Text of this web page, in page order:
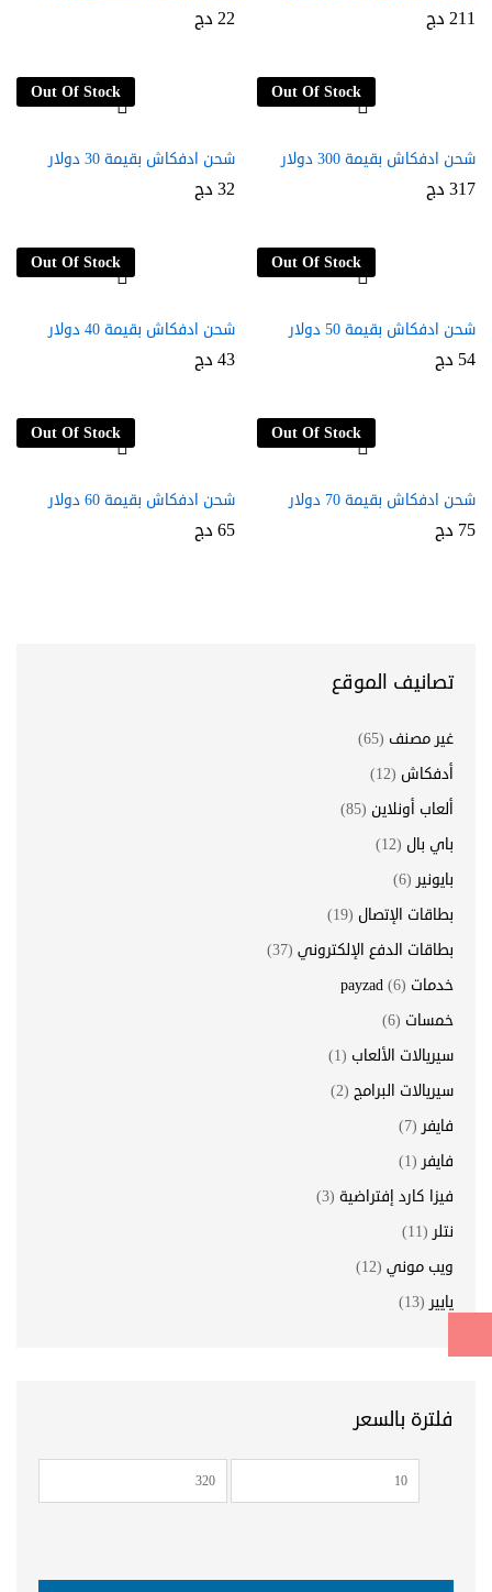
22دج 211دج
Out Of Stock
شحن ادفكاش بقيمة 30 دولار
32دج
Out Of Stock
شحن ادفكاش بقيمة 300 دولار
317دج
Out Of Stock
شحن ادفكاش بقيمة 40 دولار
43دج
Out Of Stock
شحن ادفكاش بقيمة 50 دولار
54 دج
Out Of Stock
شحن ادفكاش بقيمة 60 دولار
65دج
Out Of Stock
شحن ادفكاش بقيمة 70 دولار
75 دج
تصانيف الموقع
غير مصنف (65)
أدفكاش (12)
ألعاب أونلاين (85)
باي بال (12)
بايونير (6)
بطاقات الإتصال (19)
بطاقات الدفع الإلكتروني (37)
خدمات payzad (6)
خمسات (6)
سيريالات الألعاب (1)
سيريالات البرامج (2)
فايفر (7)
فايفر (1)
فيزا كارد إفتراضية (3)
نتلر (11)
ويب موني (12)
يايير (13)
فلترة بالسعر
أدنى
سعر
أعلى
سعر